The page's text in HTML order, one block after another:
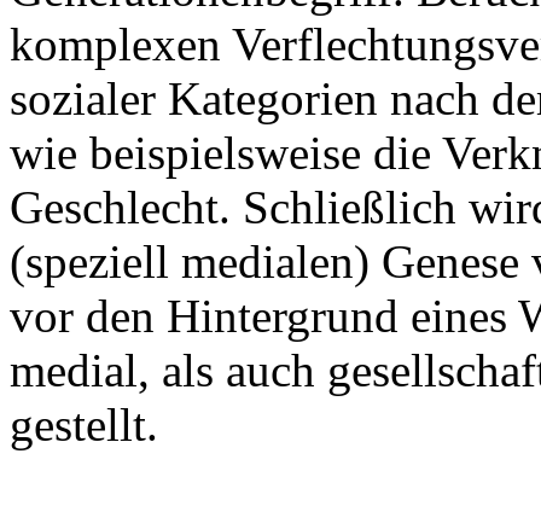
komplexen
sozialer Kategorien nach
wie beispielsweise die
Geschlecht. Schließlich
(speziell medialen)
vor den Hintergrund eines
medial, als auch
gestellt.